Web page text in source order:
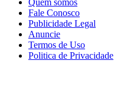
Quem somos
Fale Conosco
Publicidade Legal
Anuncie
Termos de Uso
Politica de Privacidade